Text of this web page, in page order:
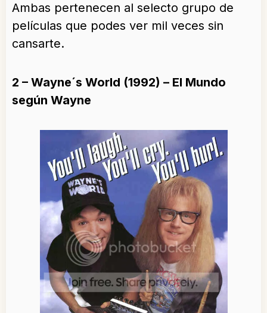
Ambas pertenecen al selecto grupo de
películas que podes ver mil veces sin
cansarte.
2 – Wayne´s World (1992) – El Mundo
según Wayne